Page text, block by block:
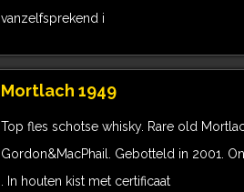
vanzelfsprekend i
Mortlach 1949
Top fles schotse whisky. Rare old
Gordon&MacPhail. Gebotteld in 2001.
. In houten kist met certificaat